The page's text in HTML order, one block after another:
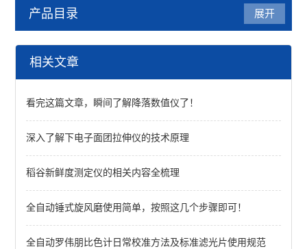
产品目录
油脂品质检测
展开
相关文章
看完这篇文章，瞬间了解降落数值仪了！
深入了解下电子面团拉伸仪的技术原理
稻谷新鲜度测定仪的相关内容全梳理
全自动锤式旋风磨使用简单，按照这几个步骤即可！
全自动罗伟朋比色计日常校准方法及标准滤光片使用规范